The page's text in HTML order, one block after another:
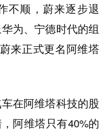
不顺，蔚来逐步退
为、宁德时代的组
来正式更名阿维塔
在阿维塔科技的股
阿维塔只有40%的